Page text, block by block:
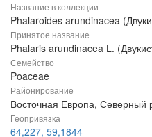
Название в коллекции
Phalaroides arundinacea
Принятое название
Phalaris arundinacea L.
Семейство
Poaceae
Районирование
Восточная Европа, Северный
Геопривязка
64,227, 59,1844